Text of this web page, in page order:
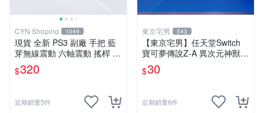
CYN Shoping 1049
現貨 全新 PS3 副廠 手把 藍
芽無線震動 六軸震動 搖桿 P
S3控制器 手柄
$320
近期銷量5件
東京宅男 543
【東京宅男】任天堂Switch
寶可夢傳說Z-A 異次元神獸
色違 蓋歐卡
$30
近期銷量6件